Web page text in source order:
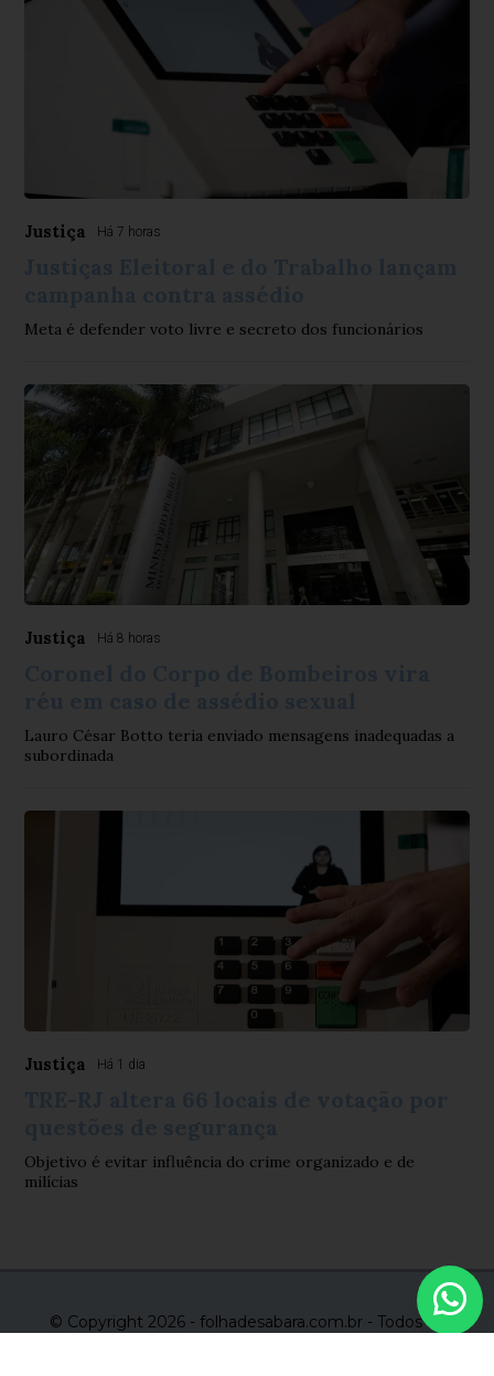
Justiça Há 7 horas
Meta é defender voto livre e secreto dos funcionários
Justiça Há 8 horas
Lauro César Botto teria enviado mensagens inadequadas a
subordinada
Justiça Há 1 dia
Objetivo é evitar influência do crime organizado e de
milícias
© Copyright 2026 - folhadesabara.com.br - Todos os